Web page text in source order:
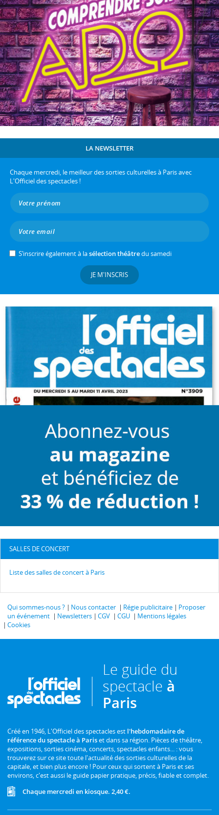
LA NEWSLETTER
Chaque mercredi, le meilleur des sorties culturelles à Paris avec
L'Officiel des spectacles !
S’inscrire également à lasélection théâtredu samedi
JE M'INSCRIS
SALLES DE CONCERT
Liste des salles de concert à Paris
Qui sommes-nous ? Nous contacter Régie publicitaire
Proposer
un événement
Newsletters CGV CGU
Mentions légales
Cookies
Le guide du
spectacle à
Paris
Créé en 1946, L'Officiel des spectacles est l'hebdomadaire de
référence du spectacle à Pariset dans sa région. Pièces de théâtre,
expositions, sorties cinéma, concerts, spectacles enfants... : vous
trouverez sur ce site toute l'actualité des sorties culturelles de la
capitale, et bien plus encore ! Pour ceux qui sortent à Paris et ses
environs, c'est aussi le guide papier pratique, précis, fiable et complet.
Chaque mercredi en kiosque. 2,40 €.